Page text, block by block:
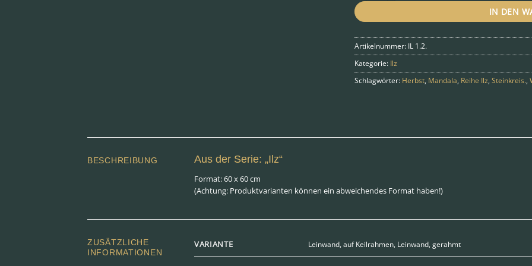
IN DEN
Artikelnummer: IL 1.2.
Kategorie: Ilz
Schlagwörter: Herbst Mandala Reihe Ilz Steinkreis.
BESCHREIBUNG Aus der Serie: „Ilz“
Format: 60 x 60 cm
(Achtung: Produktvarianten können ein abweichendes Format haben!)
ZUSÄTZLICHE
INFORMATIONEN
VARIANTE Leinwand, auf Keilrahmen, Leinwand, gerahmt